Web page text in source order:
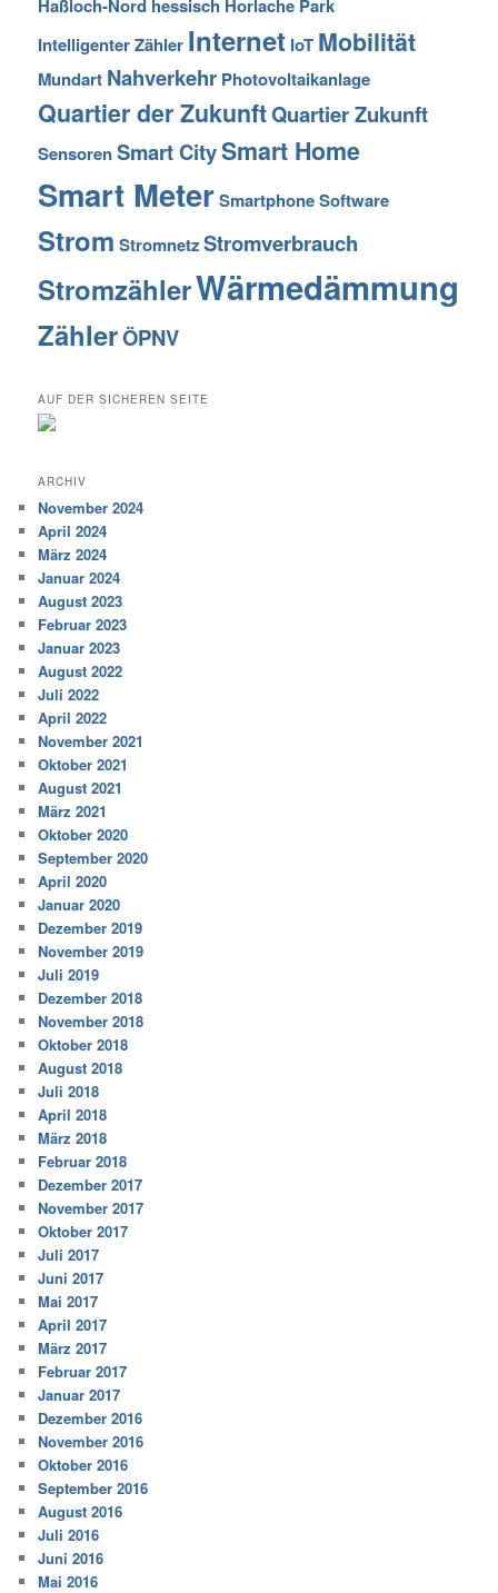
Haßloch-Nord hessisch Horlache Park
Intelligenter Zähler Internet IoT Mobilität
Mundart Nahverkehr Photovoltaikanlage
Quartier der ZukunftQuartier Zukunft
SensorenSmart CitySmart Home
Smart MeterSmartphoneSoftware
Strom StromnetzStromverbrauch
StromzählerWärmedämmung
ZählerÖPNV
AUF DER SICHEREN SEITE
ARCHIV
November 2024
April 2024
März 2024
Januar 2024
August 2023
Februar 2023
Januar 2023
August 2022
Juli 2022
April 2022
November 2021
Oktober 2021
August 2021
März 2021
Oktober 2020
September 2020
April 2020
Januar 2020
Dezember 2019
November 2019
Juli 2019
Dezember 2018
November 2018
Oktober 2018
August 2018
Juli 2018
April 2018
März 2018
Februar 2018
Dezember 2017
November 2017
Oktober 2017
Juli 2017
Juni 2017
Mai 2017
April 2017
März 2017
Februar 2017
Januar 2017
Dezember 2016
November 2016
Oktober 2016
September 2016
August 2016
Juli 2016
Juni 2016
Mai 2016